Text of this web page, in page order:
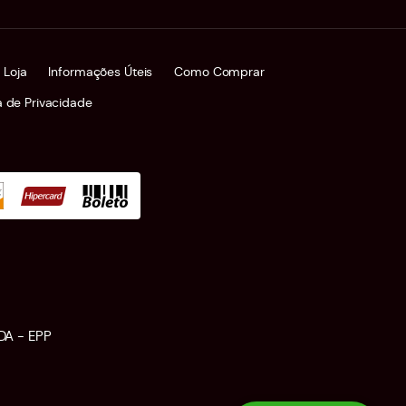
Informações Úteis
Como Comprar
de Privacidade
- EPP